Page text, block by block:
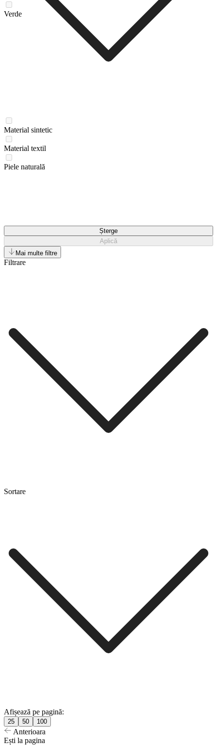
Verde
Material sintetic
Material textil
Piele naturală
Șterge
Aplică
Mai multe filtre
Filtrare
Sortare
Afișează pe pagină:
25 50 100
Anterioara
Ești la pagina